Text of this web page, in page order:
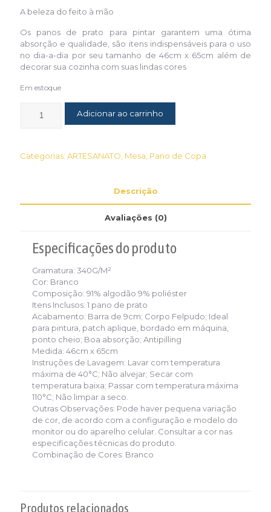
A beleza do feito à mão
Os panos de prato para pintar garantem uma ótima
absorção e qualidade, são itens indispensáveis para o uso
no dia-a-dia por seu tamanho de 46cm x 65cm além de
decorar sua cozinha com suas lindas cores
Em estoque
Adicionar ao carrinho
Categorias: ARTESANATO Mesa Pano de Copa
Descrição
Avaliações (0)
Especificaçõesdo produto
Gramatura: 340G/M²
Cor: Branco
Composição: 91% algodão 9% poliéster
Itens Inclusos: 1 pano de prato
Acabamento: Barra de 9cm; Corpo Felpudo; Ideal
para pintura, patch aplique, bordado em máquina,
ponto cheio; Boa absorção; Antipilling
Medida: 46cm x 65cm
Instruções de Lavagem: Lavar com temperatura
máxima de 40°C; Não alvejar; Secar com
temperatura baixa; Passar com temperatura máxima
110°C; Não limpar a seco.
Outras Observações: Pode haver pequena variação
de cor, de acordo com a configuração e modelo do
monitor ou do aparelho celular. Consultar a cor nas
especificações técnicas do produto.
Combinação de Cores: Branco
Produtos relacionados